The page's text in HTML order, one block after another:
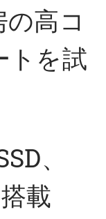
高コ
トを試
、
載